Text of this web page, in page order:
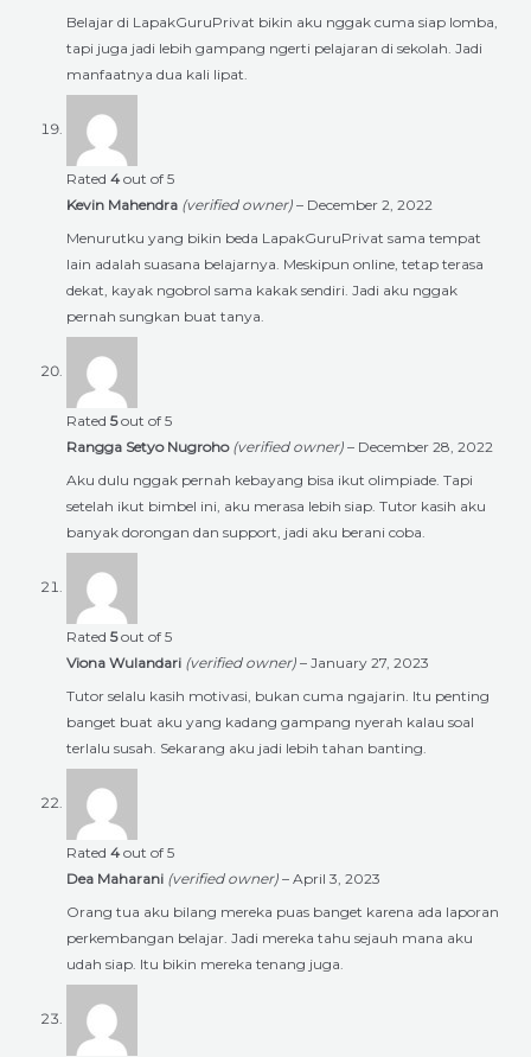
Belajar di LapakGuruPrivat bikin aku nggak cuma siap lomba,
tapi juga jadi lebih gampang ngerti pelajaran di sekolah. Jadi
manfaatnya dua kali lipat.
Rated 4 out of 5
Kevin Mahendra (verified owner) – December 2, 2022
Menurutku yang bikin beda LapakGuruPrivat sama tempat
lain adalah suasana belajarnya. Meskipun online, tetap terasa
dekat, kayak ngobrol sama kakak sendiri. Jadi aku nggak
pernah sungkan buat tanya.
Rated 5out of 5
Rangga Setyo Nugroho (verified owner) – December 28, 2022
Aku dulu nggak pernah kebayang bisa ikut olimpiade. Tapi
setelah ikut bimbel ini, aku merasa lebih siap. Tutor kasih aku
banyak dorongan dan support, jadi aku berani coba.
Rated 5out of 5
Viona Wulandari (verified owner) – January 27, 2023
Tutor selalu kasih motivasi, bukan cuma ngajarin. Itu penting
banget buat aku yang kadang gampang nyerah kalau soal
terlalu susah. Sekarang aku jadi lebih tahan banting.
Rated 4 out of 5
Dea Maharani (verified owner) – April 3, 2023
Orang tua aku bilang mereka puas banget karena ada laporan
perkembangan belajar. Jadi mereka tahu sejauh mana aku
udah siap. Itu bikin mereka tenang juga.